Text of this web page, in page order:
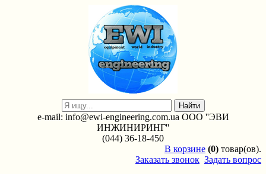
e-mail: info@ewi-engineering.com.ua ООО ''ЭВИ
ИНЖИНИРИНГ''
(044) 36-18-450
В корзине (0) товар(ов).
Заказать звонок Задать вопрос